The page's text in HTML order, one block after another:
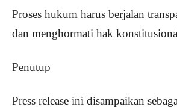
Proses hukum harus berjalan
dan menghormati hak
Penutup
Press release ini disampaikan